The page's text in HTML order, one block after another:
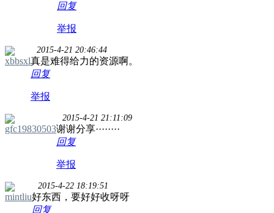
回复
举报
xbbsxl
2015-4-21 20:46:44
真是难得给力的资源啊。
回复
举报
gfc19830503
2015-4-21 21:11:09
谢谢分享········
回复
举报
mintliu
2015-4-22 18:19:51
好东西，要好好收呀呀
回复